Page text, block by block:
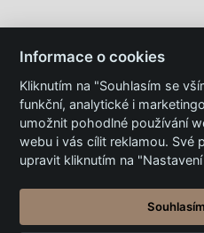
Informace o cookies
Kliknutím na "Souhlasím se
funkční, analytické i
umožnit pohodlné používání
webu i vás cílit reklamou. Své
upravit kliknutím na